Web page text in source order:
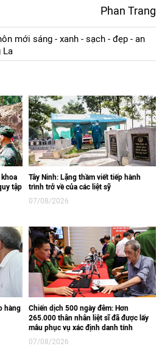
Phan Trang
mới sáng - xanh - sạch - đẹp - an
La
tập
Tây Ninh: Lặng thầm viết tiếp hành
trình trở về của các liệt sỹ
07/08/2026
hàng
Chiến dịch 500 ngày đêm: Hơn
265.000 thân nhân liệt sĩ đã được lấy
mẫu phục vụ xác định danh tính
07/08/2026